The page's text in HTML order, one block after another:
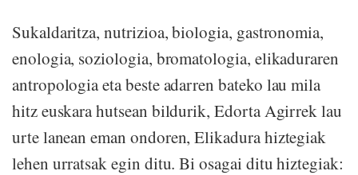
Sukaldaritza, nutrizioa, biologia, gastronomia,
enologia, soziologia, bromatologia, elikaduraren
antropologia eta beste adarren bateko lau mila
hitz euskara hutsean bildurik, Edorta Agirrek lau
urte lanean eman ondoren, Elikadura hiztegiak
lehen urratsak egin ditu. Bi osagai ditu hiztegiak: